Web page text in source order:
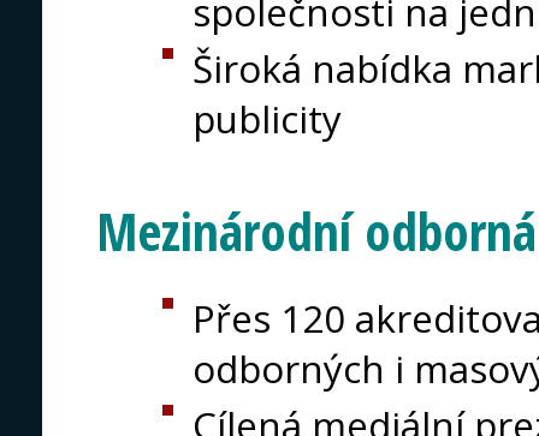
společnosti na
Široká nabídka
publicity
Mezinárodní
Přes 120
odborných i
Cílená mediální